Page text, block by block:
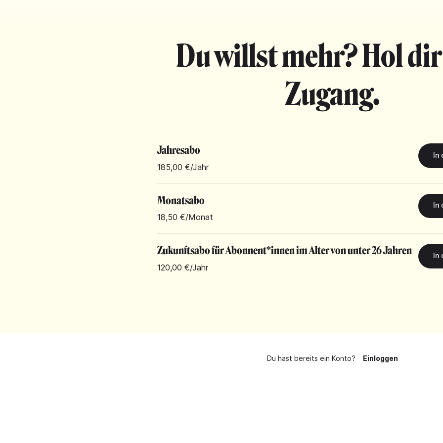
Du willst mehr? Hol
Zugang.
Jahresabo
185,00 €/Jahr
Monatsabo
18,50 €/Monat
Zukunftsabo für Abonnent*innen im Alter von unter 26 Jahren
120,00 €/Jahr
Du hast bereits ein Konto? Einloggen